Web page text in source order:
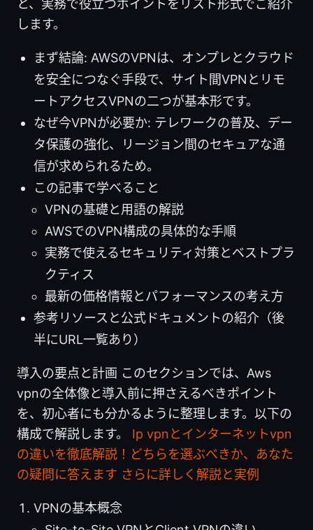
と、実務で役立つポイントをリスト形式でご紹介
します。
まず結論: AWSのVPNは、オンプレとクラウド
を安全につなぐ手段で、サイト間VPNとリモ
ートアクセスVPNの二つが基本形です。
なぜ今VPNが必要か: テレワークの普及、デー
タ保護の強化、リージョン間のセキュアな通
信が求められるため。
この記事で学べること
VPNの基礎と用語の解説
AWSでのVPN構成の具体的な手順
実務で使えるセキュリティ対策とベストプラ
クティス
最新の価格情報とパフォーマンスの考え方
参考リソースと公式ドキュメントの紹介（後
半にURL一覧あり）
導入の要点と計画 このセクションでは、Aws
vpnの全体像と導入前に押さえるべきポイント
を、初心者にも分かるように整理します。以下の
構成で解説します。 Ip vpnとインターネットvpn
の違いを徹底解説！どちらを選ぶべきか、あなた
の疑問に答えます さらに詳しく解説と実例
VPNの基本概念